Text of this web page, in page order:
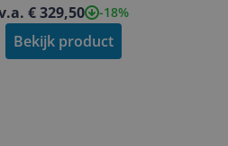
€ 329,50 -18%
Bekijk product